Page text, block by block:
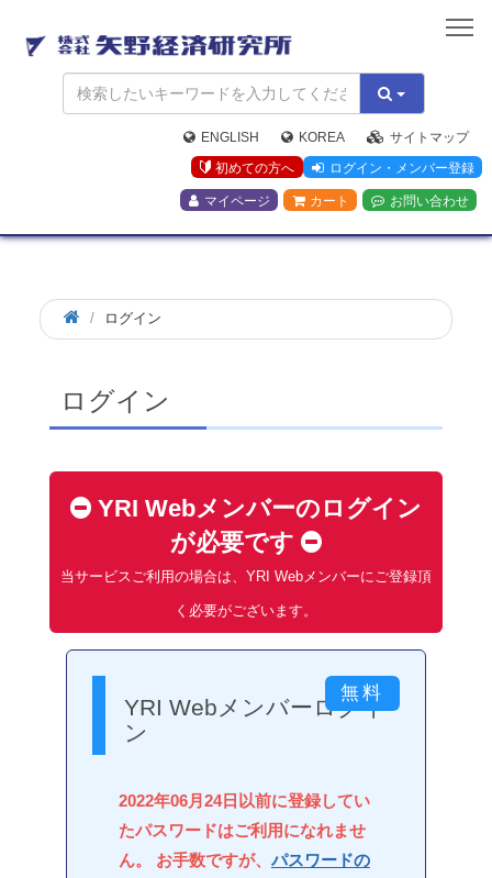
矢
野
経
済
研
究
所
ENGLISH KOREA
サイトマップ
初めての方へ
ログイン・メンバー登録
マイページ カート お問い合わせ
ログイン
ログイン
YRI Webメンバーのログイン
が必要です
当サービスご利用の場合は、YRI Webメンバーにご登録頂
く必要がございます。
YRI Webメンバーログイ
ン
2022年06月24日以前に登録してい
たパスワードはご利用になれませ
ん。 お手数ですが、 パスワードの